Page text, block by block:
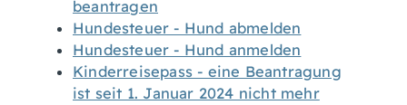
beantragen
Hundesteuer - Hund abmelden
Hundesteuer - Hund anmelden
Kinderreisepass - eine Beantragung
ist seit 1. Januar 2024 nicht mehr